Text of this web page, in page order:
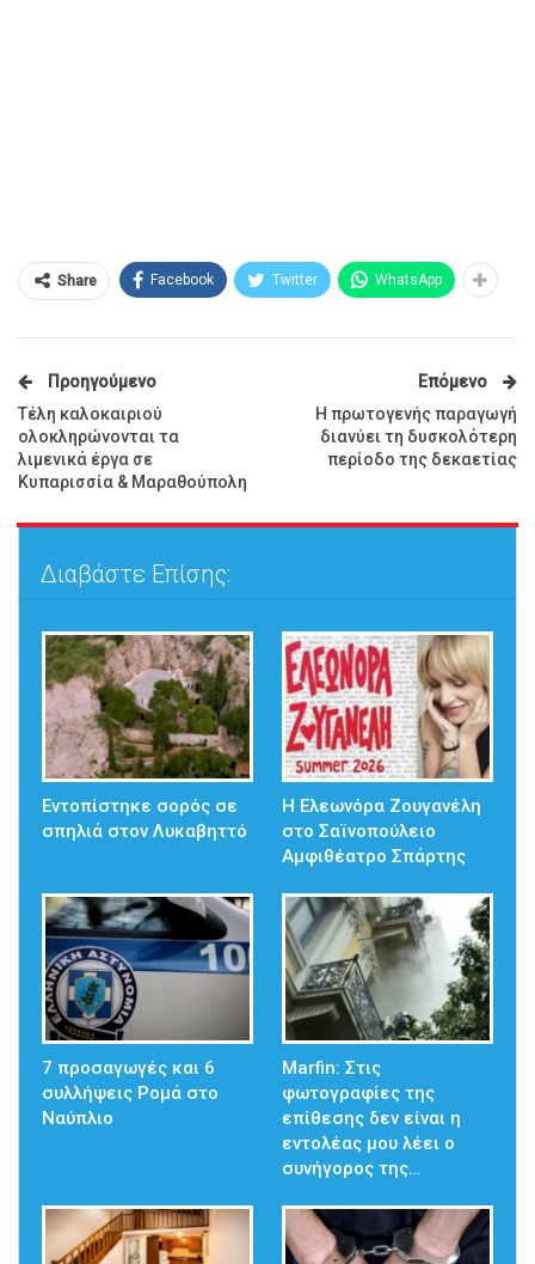
Share Facebook Twitter WhatsApp
Προηγούμενο
Τέλη καλοκαιριού
ολοκληρώνονται τα
λιμενικά έργα σε
Κυπαρισσία & Μαραθούπολη
Επόμενο
Η πρωτογενής παραγωγή
διανύει τη δυσκολότερη
περίοδο της δεκαετίας
Διαβάστε Επίσης:
Εντοπίστηκε σορός σε
σπηλιά στον Λυκαβηττό
Η Ελεωνόρα Ζουγανέλη
στο Σαϊνοπούλειο
Αμφιθέατρο Σπάρτης
7 προσαγωγές και 6
συλλήψεις Ρομά στο
Ναύπλιο
Marfin: Στις
φωτογραφίες της
επίθεσης δεν είναι η
εντολέας μου λέει ο
συνήγορος της…